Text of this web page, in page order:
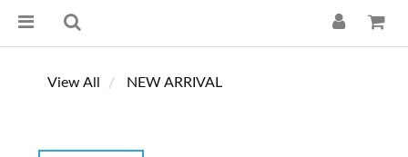
View All NEW ARRIVAL